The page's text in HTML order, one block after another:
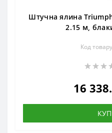
Штучна ялина
2.15 м,
Код
16